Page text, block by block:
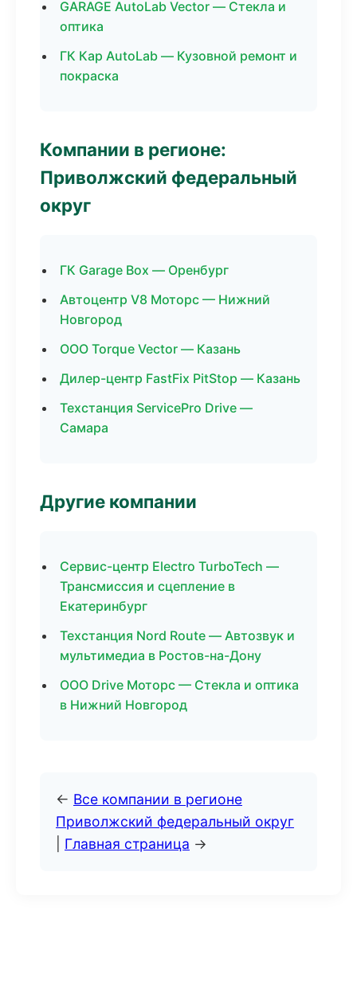
GARAGE AutoLab Vector — Стекла и
оптика
ГК Кар AutoLab — Кузовной ремонт и
покраска
Компании в регионе:
Приволжский федеральный
округ
ГК Garage Box — Оренбург
Автоцентр V8 Моторс — Нижний
Новгород
ООО Torque Vector — Казань
Дилер-центр FastFix PitStop — Казань
Техстанция ServicePro Drive —
Самара
Другие компании
Сервис-центр Electro TurboTech —
Трансмиссия и сцепление в
Екатеринбург
Техстанция Nord Route — Автозвук и
мультимедиа в Ростов-на-Дону
ООО Drive Моторс — Стекла и оптика
в Нижний Новгород
← Все компании в регионе
Приволжский федеральный округ
Главная страница →